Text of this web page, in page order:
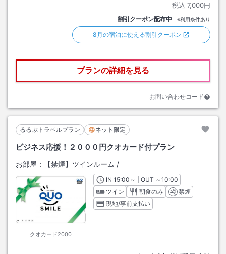
税込 7,000円
割引クーポン配布中 ※利用条件あり
8月の宿泊に使える割引クーポン
プランの詳細を見る
お問い合わせコード
るるぶトラベルプラン ネット限定
ビジネス応援！２０００円クオカード付プラン
お部屋： 【禁煙】ツインルーム /
クオカード2000
INチェックイン
15:00 ～ | OUT チェックアウト
～10:00
ツイン
朝食のみ
禁煙
現地/事前支払い